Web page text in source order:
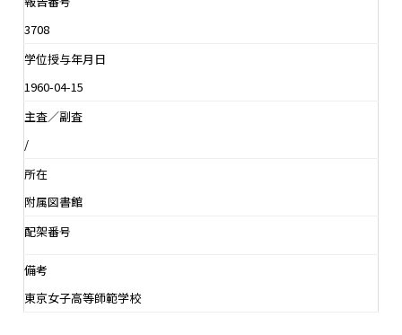
3708
学位授与年月日
1960-04-15
主査／副査
/
所在
附属図書館
配架番号
備考
東京女子高等師範学校